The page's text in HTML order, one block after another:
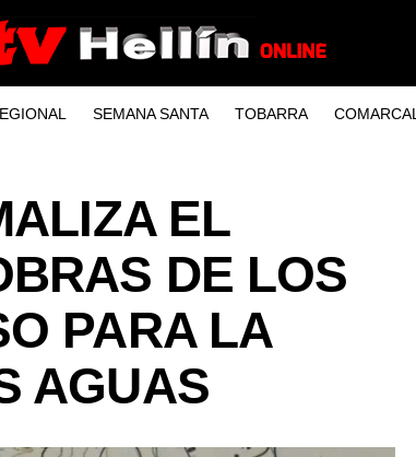
SEMANA SANTA TOBARRA COMARCAL
EL
DE LOS
PARA LA
AGUAS